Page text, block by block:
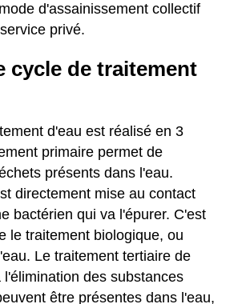
d'assainissement collectif
privé.
cycle de traitement
d'eau est réalisé en 3
primaire permet de
présents dans l'eau.
directement mise au contact
bactérien qui va l'épurer. C'est
le traitement biologique, ou
Le traitement tertiaire de
l'élimination des substances
être présentes dans l'eau,